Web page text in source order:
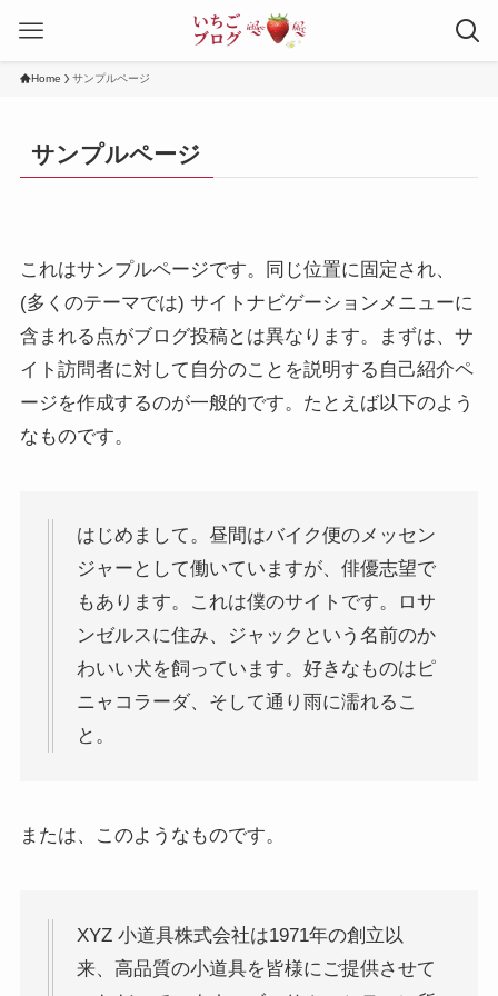
Home サンプルページ
サンプルページ
これはサンプルページです。同じ位置に固定され、
(多くのテーマでは) サイトナビゲーションメニューに
含まれる点がブログ投稿とは異なります。まずは、サ
イト訪問者に対して自分のことを説明する自己紹介ペ
ージを作成するのが一般的です。たとえば以下のよう
なものです。
はじめまして。昼間はバイク便のメッセン
ジャーとして働いていますが、俳優志望で
もあります。これは僕のサイトです。ロサ
ンゼルスに住み、ジャックという名前のか
わいい犬を飼っています。好きなものはピ
ニャコラーダ、そして通り雨に濡れるこ
と。
または、このようなものです。
XYZ 小道具株式会社は1971年の創立以
来、高品質の小道具を皆様にご提供させて